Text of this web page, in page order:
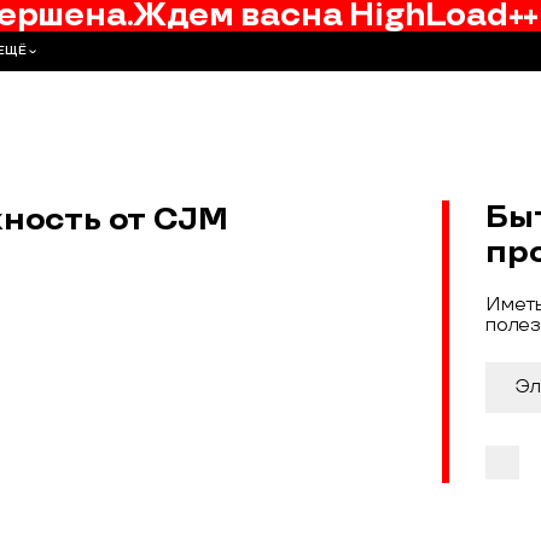
Ждем васна HighLoad++
от CJM